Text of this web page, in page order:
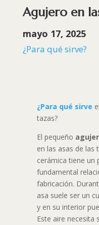
Agujero en
mayo 17, 2025
¿Para qué sirve?
¿Para qué sirve
tazas?
El pequeño
en las asas de las
cerámica tiene un
fundamental
fabricación.
asa suele ser un
y en su interior
Este aire necesita